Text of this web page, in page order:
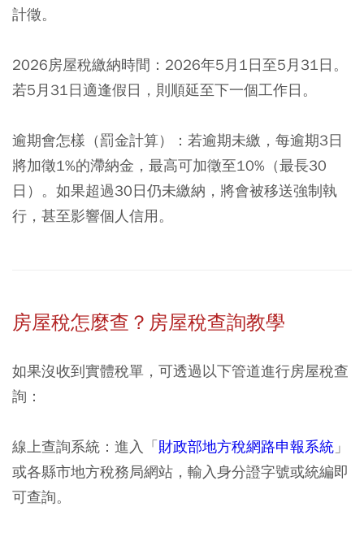
計徵。
2026房屋稅繳納時間： 2026年5月1日至5月31日。
若5月31日適逢假日，則順延至下一個工作日。
逾期會怎樣（罰金計算）： 若逾期未繳，每逾期3日
將加徵1%的滯納金，最高可加徵至10%（最長30
日）。如果超過30日仍未繳納，將會被移送強制執
行，甚至影響個人信用。
房屋稅怎麼查？房屋稅查詢教學
如果沒收到實體稅單，可透過以下管道進行房屋稅查
詢：
線上查詢系統： 進入「財政部地方稅網路申報系統 」
或各縣市地方稅務局網站，輸入身分證字號或統編即
可查詢。